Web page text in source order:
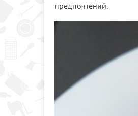
предпочтений.